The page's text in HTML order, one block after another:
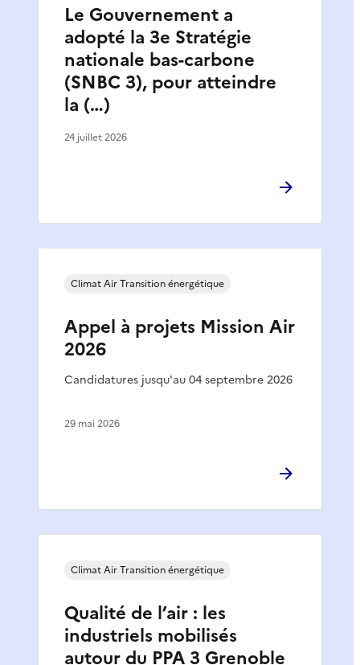
Le Gouvernement a
adopté la 3e Stratégie
nationale bas-carbone
(SNBC 3), pour atteindre
la (…)
24 juillet 2026
Appel à projets Mission Air
2026
Candidatures jusqu'au 04 septembre 2026
Climat Air Transition énergétique
29 mai 2026
Qualité de l’air : les
industriels mobilisés
autour du PPA 3 Grenoble
Climat Air Transition énergétique